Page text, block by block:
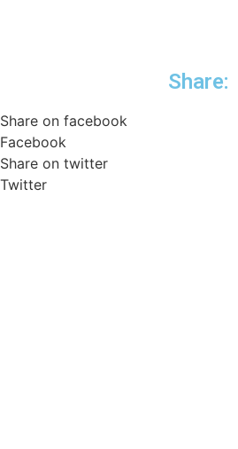
Share:
Share on facebook
Facebook
Share on twitter
Twitter